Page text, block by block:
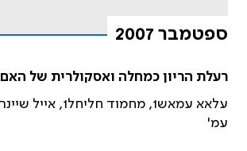
ספטמבר 2007
רעלת הריון כמחלה ואסקולרית של האם
עלאא עמאש1, מחמוד חליחל1, אייל שיינר2, אולגה ספיר2, גרשון הולצברג2
עמ'